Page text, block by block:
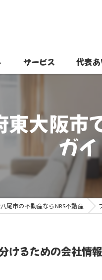
サービス 代表
大阪
ガ
尾市の不動産ならNRS不動産
けるための会社情